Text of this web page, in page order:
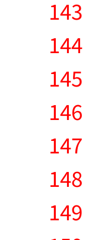
143
144
145
146
147
148
149